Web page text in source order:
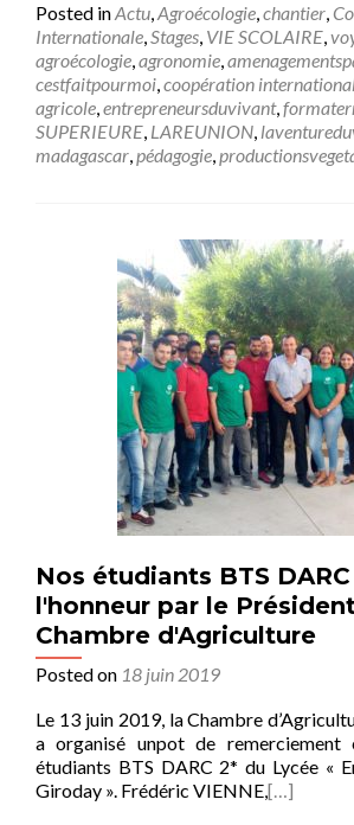
Posted inActu,Agroécologie,chantier,
Internationale,Stages, VIE SCOLAIRE,
agroécologie,agronomie,
cestfaitpourmoi,coopération
agricole,entrepreneursduvivant,
SUPERIEURE, LAREUNION,
madagascar,pédagogie,
Nos étudiants BTS
l'honneur par le
Chambre d'Agriculture
Posted on 18 juin 2019
Le 13 juin 2019, la Chambre
a organisé unpot de remerciement
étudiants BTS DARC 2* du Lycée «
Giroday ». Frédéric VIENNE,[…]